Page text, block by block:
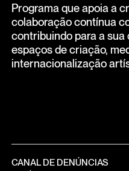
Programa que apoia a
colaboração contínua
contribuindo para a
espaços de criação,
internacionalização
CANAL DE DENÚNCIAS